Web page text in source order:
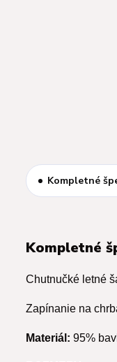
Kompletné
Kompletné
Chutnučké letné
Zapínanie na
Materiál: 95%